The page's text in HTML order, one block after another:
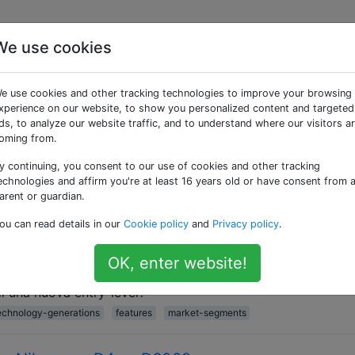
«market-segments»
tra queste serie di fotocamere Canon?
di camras che Canon ha da offrire: Ci sono diversi
In generale, quale è per chi in senso lato?
fotocamera di alto livello o una nuova
di una vecchia fotocamera di livello superiore se il
una nuova entry-level?
generations features market-segments
use cookies
use cookies and other tracking technologies to improve your browsing
on our website, to show you personalized content and targeted
to analyze our website traffic, and to understand where our visitors
from.
continuing, you consent to our use of cookies and other tracking
and affirm you're at least 16 years old or have consent from a
or guardian.
can read details in our Cookie policy and Privacy policy.
OK, enter website!